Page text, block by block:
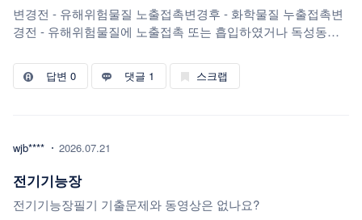
변경전 - 유해위험물질 노출접촉변경후 - 화학물질 누출접촉변
경전 - 유해위험물질에 노출접촉 또는 흡입하였거나 독성동물
위험물질에 노출 접촉 또는 흡입한 경우를 말한다. ('25. 3.26 개
정)이게 맞는건가요?
답변 0 댓글 1 스크랩
wjb**** 2026.07.21
전기기능장
전기기능장필기 기출문제와 동영상은 없나요?